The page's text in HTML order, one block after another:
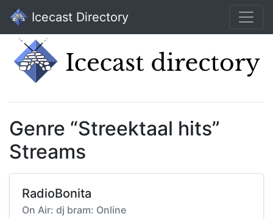
Icecast Directory
Genre “Streektaal hits”
Streams
RadioBonita
On Air: dj bram: Online